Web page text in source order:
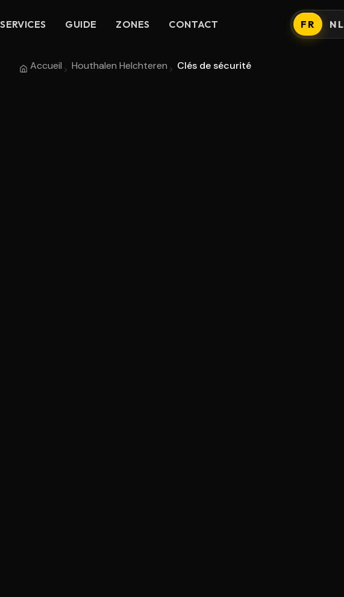
SERVICES GUIDE ZONES CONTACT FR NL
Accueil Houthalen Helchteren Clés de sécurité